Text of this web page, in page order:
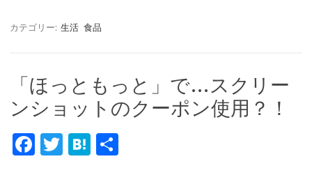
カテゴリー: 生活 食品
「ほっともっと」で…スクリー
ンショットのクーポン使用？！
Fa
T
H